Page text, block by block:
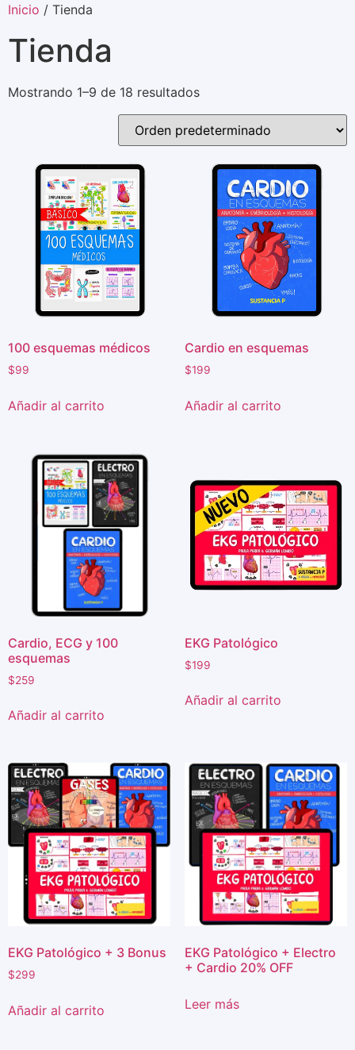
Inicio / Tienda
Tienda
Mostrando 1–9 de 18 resultados
100 esquemas médicos
$99
Añadir al carrito
Cardio en esquemas
$199
Añadir al carrito
Cardio, ECG y 100
esquemas
$259
Añadir al carrito
EKG Patológico
$199
Añadir al carrito
EKG Patológico + 3 Bonus
$299
Añadir al carrito
EKG Patológico + Electro
+ Cardio 20% OFF
Leer más